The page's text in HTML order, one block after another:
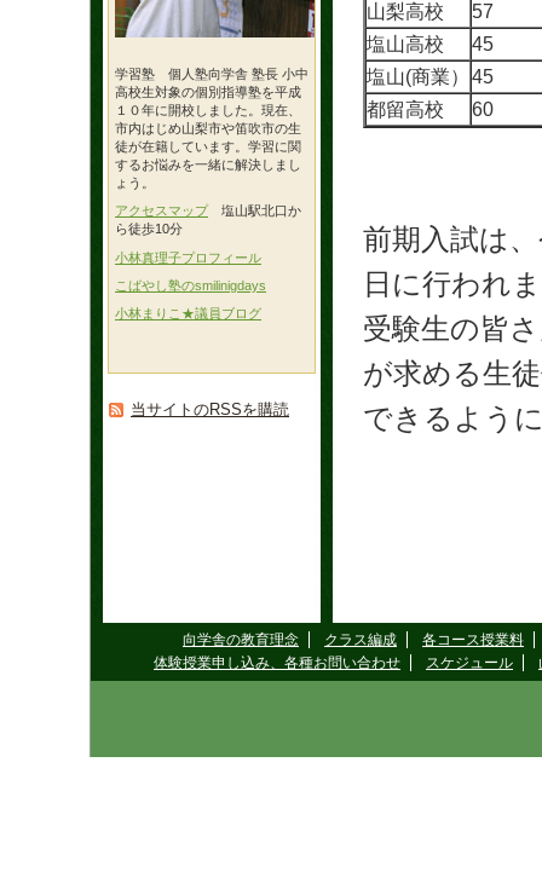
山梨高校
57
塩山高校
45
塩山(商業）
45
都留高校
60
前期入試は
日に行われ
受験生の皆
が求める生
できるよう
学習塾 個人塾向学舎 塾長 小中
高校生対象の個別指導塾を平成
１０年に開校しました。現在、
市内はじめ山梨市や笛吹市の生
徒が在籍しています。学習に関
するお悩みを一緒に解決しまし
ょう。
アクセスマップ 塩山駅北口か
ら徒歩10分
小林真理子プロフィール
こばやし塾のsmilinigdays
小林まりこ★議員ブログ
当サイトのRSSを購読
向学舎の教育理念 クラス編成
各コース授業料
体験授業申し込み、各種お問い合わせ
スケジュール